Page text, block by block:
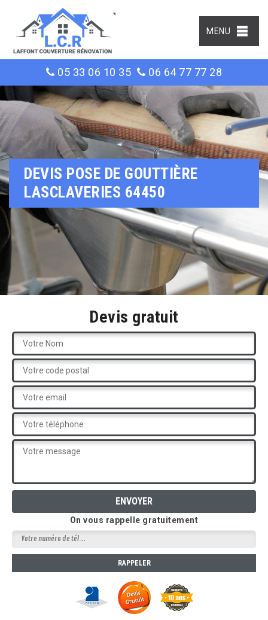
MENU
05 33 06 10 35 06 64 77 77 28
DEVIS POSE DE GOUTTIÈRE
LASCLAVERIES 64450
Devis gratuit
On vous rappelle gratuitement